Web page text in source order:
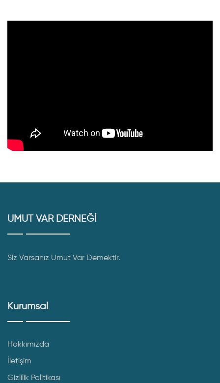
UMUT VAR DERNEĞİ
Siz Varsanız Umut Var Demektir.
Kurumsal
Hakkımızda
İletişim
Gizlilik Politikası